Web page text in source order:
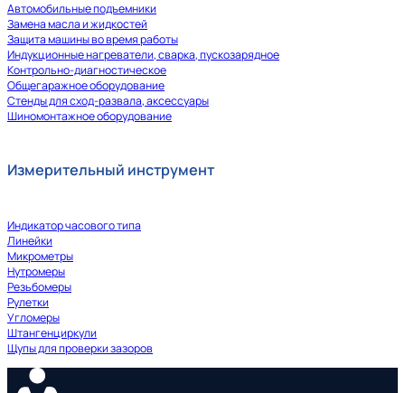
Автомобильные подъемники
Замена масла и жидкостей
Защита машины во время работы
Индукционные нагреватели, сварка, пускозарядное
Контрольно-диагностическое
Общегаражное оборудование
Стенды для сход-развала, аксессуары
Шиномонтажное оборудование
Измерительный инструмент
Индикатор часового типа
Линейки
Микрометры
Нутромеры
Резьбомеры
Рулетки
Угломеры
Штангенциркули
Щупы для проверки зазоров